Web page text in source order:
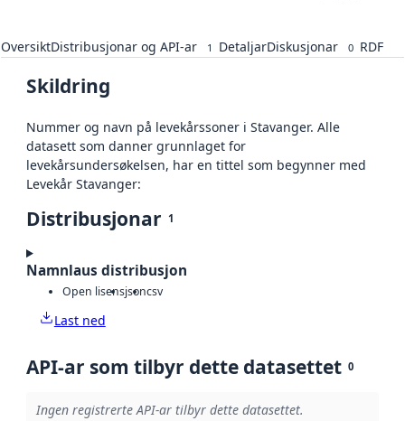
OversiktDistribusjonar og API-ar 1 DetaljarDiskusjonar 0 RDF
Skildring
Nummer og navn på levekårssoner i Stavanger. Alle
datasett som danner grunnlaget for
levekårsundersøkelsen, har en tittel som begynner med
Levekår Stavanger:
Distribusjonar 1
Namnlaus distribusjon
Open lisensjsoncsv
Last ned
API-ar som tilbyr dette datasettet 0
Ingen registrerte API-ar tilbyr dette datasettet.